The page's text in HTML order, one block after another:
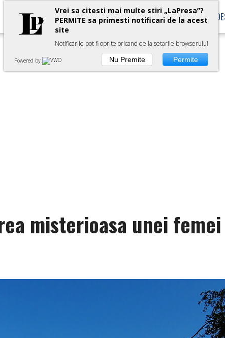
POLITICA MONDEN SPORT CULTURA
misterioasa unei femei
Vrei sa citesti mai multe stiri „LaPresa”?
PERMITE sa primesti notificari de la acest
site
Notificarile pot fi oprite oricand de la setarile browserului
Powered by Nu Premite Permite